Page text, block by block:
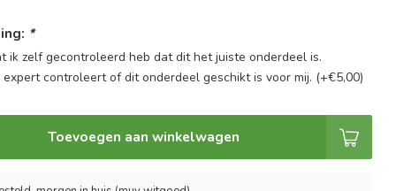
*
ik zelf gecontroleerd heb dat dit het juiste onderdeel is.
expert controleert of dit onderdeel geschikt is voor mij. (+€5,00)
Toevoegen aan winkelwagen